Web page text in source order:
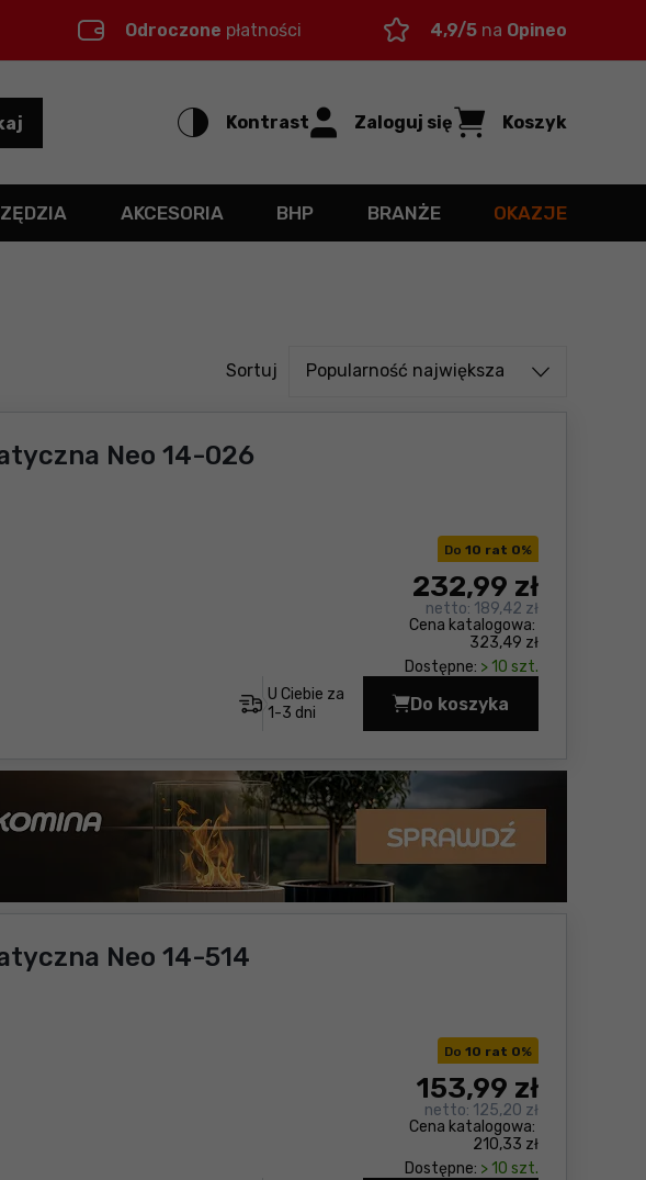
Odroczone płatności 4,9/5 na Opineo
Kontrast Zaloguj się Koszyk
AKCESORIA BHP BRANŻE OKAZJE
Sortuj Sortuj od
Popularność największa
Neo 14-026
Do 10 rat 0%
Cena katalogowa:
323,49 zł
232,99 zł
netto: 189,42 zł
Dostępne: > 10 szt.
U Ciebie za
1-3 dni
Do koszyka
Wiertarka
Neo 14-514
Do 10 rat 0%
Cena katalogowa:
210,33 zł
153,99 zł
netto: 125,20 zł
Dostępne: > 10 szt.